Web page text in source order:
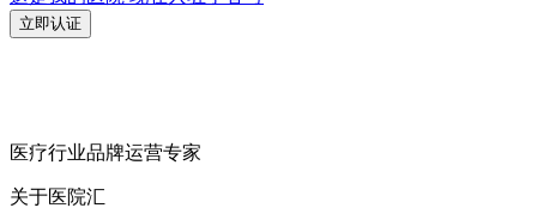
立即认证
医疗行业品牌运营专家
关于医院汇